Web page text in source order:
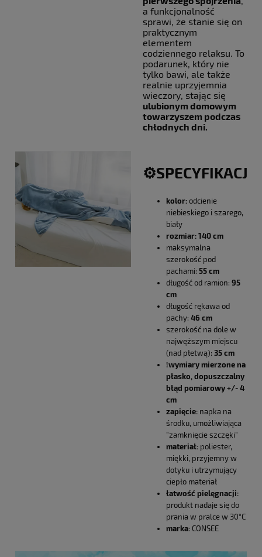
a funkcjonalność
sprawi, że stanie się on
praktycznym
elementem
codziennego relaksu. To
podarunek, który nie
tylko bawi, ale także
realnie uprzyjemnia
wieczory, stając się
ulubionym domowym
towarzyszem podczas
chłodnych dni.
kolor: odcienie
niebieskiego i szarego,
biały
rozmiar: 140 cm
maksymalna
szerokość pod
pachami: 55 cm
długość od ramion: 95
cm
długość rękawa od
pachy: 46 cm
szerokość na dole w
najwęższym miejscu
(nad płetwą): 35 cm
❕wymiary mierzone na
płasko, dopuszczalny
błąd pomiarowy +/- 4
cm
zapięcie: napka na
środku, umożliwiająca
"zamknięcie szczęki"
materiał: poliester,
miękki, przyjemny w
dotyku i utrzymujący
ciepło materiał
łatwość pielęgnacji:
produkt nadaje się do
prania w pralce w 30°C
marka: CONSEE